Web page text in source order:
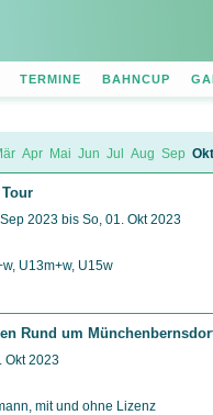
TERMINE BAHNCUP
Apr Mai Jun Jul Aug Sep Okt
2023 bis So, 01. Okt 2023
U13m+w, U15w
Rund um
Okt 2023
mit und ohne Lizenz